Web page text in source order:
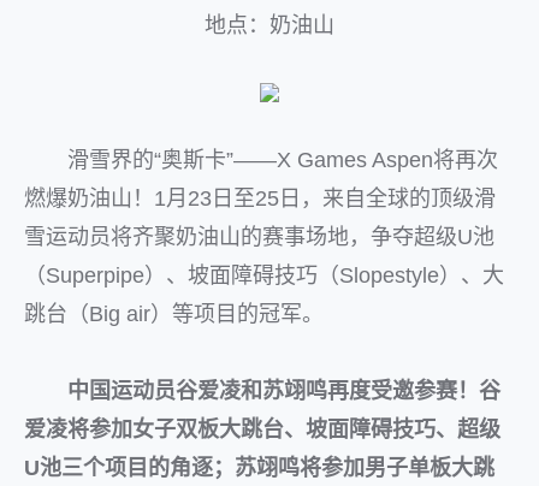
地点：奶油山
滑雪界的“奥斯卡”——X Games Aspen将再次
燃爆奶油山！1月23日至25日，来自全球的顶级滑
雪运动员将齐聚奶油山的赛事场地，争夺超级U池
（Superpipe）、坡面障碍技巧（Slopestyle）、大
跳台（Big air）等项目的冠军。
中国运动员谷爱凌和苏翊鸣再度受邀参赛！谷
爱凌将参加女子双板大跳台、坡面障碍技巧、超级
U池三个项目的角逐；苏翊鸣将参加男子单板大跳